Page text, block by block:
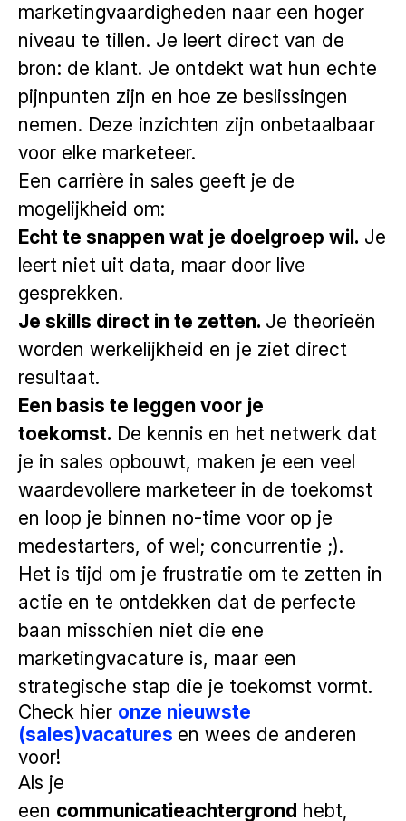
marketingvaardigheden naar een hoger
niveau te tillen. Je leert direct van de
bron: de klant. Je ontdekt wat hun echte
pijnpunten zijn en hoe ze beslissingen
nemen. Deze inzichten zijn onbetaalbaar
voor elke marketeer.
Een carrière in sales geeft je de
mogelijkheid om:
Echt te snappen wat je doelgroep wil. Je
leert niet uit data, maar door live
gesprekken.
Je skills direct in te zetten. Je theorieën
worden werkelijkheid en je ziet direct
resultaat.
Een basis te leggen voor je
toekomst. De kennis en het netwerk dat
je in sales opbouwt, maken je een veel
waardevollere marketeer in de toekomst
en loop je binnen no-time voor op je
medestarters, of wel; concurrentie ;).
Het is tijd om je frustratie om te zetten in
actie en te ontdekken dat de perfecte
baan misschien niet die ene
marketingvacature is, maar een
strategische stap die je toekomst vormt.
Check hier onze nieuwste
(sales)vacatures en wees de anderen
voor!
Als je
een communicatieachtergrond hebt,